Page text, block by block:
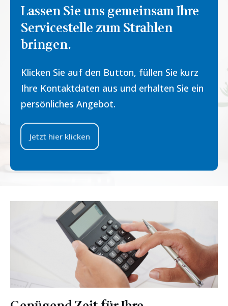
Lassen Sie uns gemeinsam Ihre
Servicestelle zum Strahlen
bringen.
Klicken Sie auf den Button, füllen Sie kurz
Ihre Kontaktdaten aus und erhalten Sie ein
persönliches Angebot.
Jetzt hier klicken